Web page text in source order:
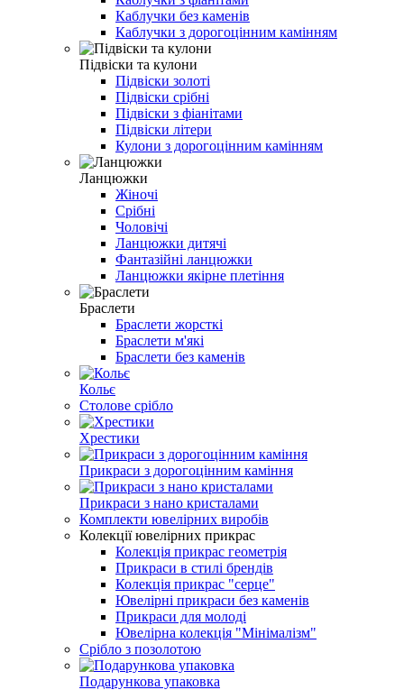
Каблучки без каменів
Каблучки з дорогоцінним камінням
Підвіски та кулони
Підвіски золоті
Підвіски срібні
Підвіски з фіанітами
Підвіски літери
Кулони з дорогоцінним камінням
Ланцюжки
Жіночі
Срібні
Чоловічі
Ланцюжки дитячі
Фантазійні ланцюжки
Ланцюжки якірне плетіння
Браслети
Браслети жорсткі
Браслети м'які
Браслети без каменів
Кольє
Столове срібло
Хрестики
Прикраси з дорогоцінним каміння
Прикраси з нано кристалами
Комплекти ювелірних виробів
Колекції ювелірних прикрас
Колекція прикрас геометрія
Прикраси в стилі брендів
Колекція прикрас "серце"
Ювелірні прикраси без каменів
Прикраси для молоді
Ювелірна колекція "Мінімалізм"
Срібло з позолотою
Подарункова упаковка